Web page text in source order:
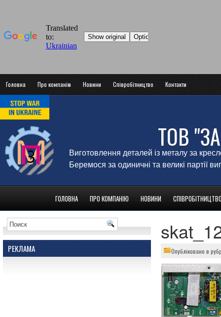
Головна Про компанію Новини Співробітництво Контакти
ТОВ
Виготовлення деталей із металу за
Беремося за одиничні та великі партії
ГОЛОВНА ПРО КОМПАНІЮ НОВИНИ
РЕКЛАМА Опубліковано в